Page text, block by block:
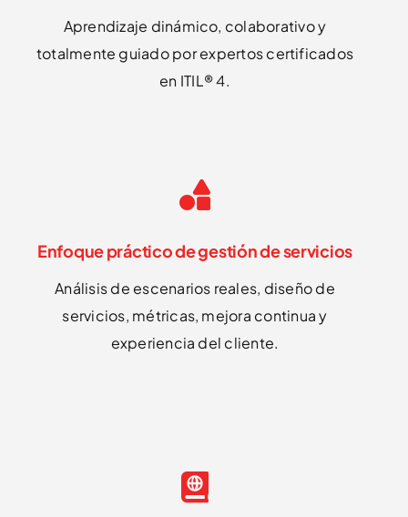
Aprendizaje dinámico, colaborativo y
totalmente guiado por expertos certificados
en ITIL® 4.
Enfoque práctico de gestión de servicios
Análisis de escenarios reales, diseño de
servicios, métricas, mejora continua y
experiencia del cliente.